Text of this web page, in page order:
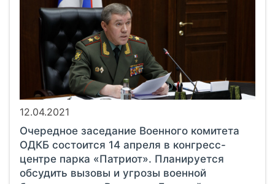
12.04.2021
Очередное заседание Военного комитета
ОДКБ состоится 14 апреля в конгресс-
центре парка «Патриот». Планируется
обсудить вызовы и угрозы военной